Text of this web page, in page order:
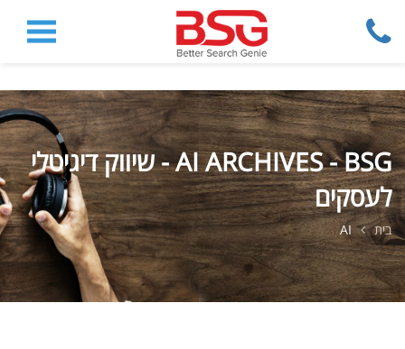
AI ARCHIVES - BSG - שיווק דיגיטלי
לעסקים
בית AI